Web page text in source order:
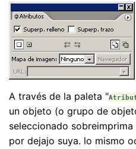
A través de la paleta "
un objeto (o grupo de
seleccionado
por dejajo suya. lo mismo